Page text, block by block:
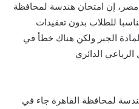
إن امتحان هندسة لمحافظة
للطلاب بدون تعقيدات
الجبر ولكن هناك خطأ في
الدائري
لمحافظة القاهرة جاء في